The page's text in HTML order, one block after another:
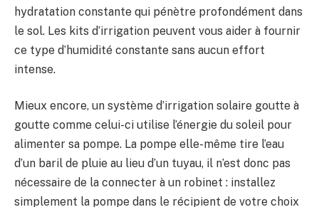
hydratation constante qui pénètre profondément dans
le sol. Les kits d’irrigation peuvent vous aider à fournir
ce type d’humidité constante sans aucun effort
intense.
Mieux encore, un système d’irrigation solaire goutte à
goutte comme celui-ci utilise l’énergie du soleil pour
alimenter sa pompe. La pompe elle-même tire l’eau
d’un baril de pluie au lieu d’un tuyau, il n’est donc pas
nécessaire de la connecter à un robinet : installez
simplement la pompe dans le récipient de votre choix